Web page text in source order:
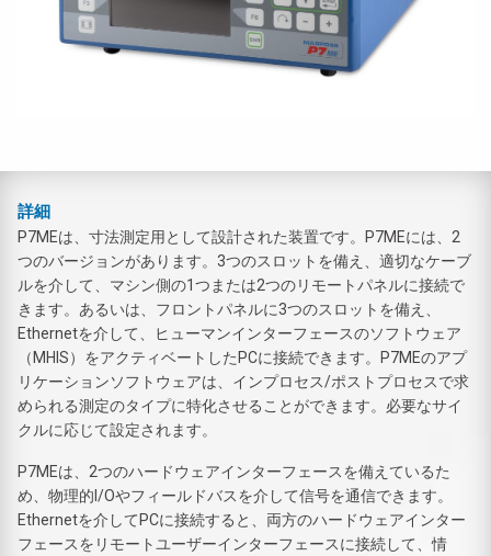
詳細
P7MEは、寸法測定用として設計された装置です。P7MEには、2
つのバージョンがあります。3つのスロットを備え、適切なケーブ
ルを介して、マシン側の1つまたは2つのリモートパネルに接続で
きます。あるいは、フロントパネルに3つのスロットを備え、
Ethernetを介して、ヒューマンインターフェースのソフトウェア
（MHIS）をアクティベートしたPCに接続できます。P7MEのアプ
リケーションソフトウェアは、インプロセス/ポストプロセスで求
められる測定のタイプに特化させることができます。必要なサイ
クルに応じて設定されます。
P7MEは、2つのハードウェアインターフェースを備えているた
め、物理的I/Oやフィールドバスを介して信号を通信できます。
Ethernetを介してPCに接続すると、両方のハードウェアインター
フェースをリモートユーザーインターフェースに接続して、情